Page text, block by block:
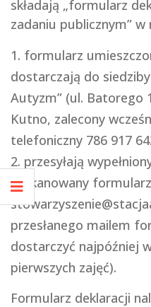
składają „formularz
zadaniu publicznym”
formularz
dostarczają do
Autyzm” (ul. Batorego
Kutno, zalecony
telefoniczny 786 917
przesyłają
zeskanowany
przesłanego mailem
dostarczyć najpóźniej
pierwszych zajęć).
Formularz deklaracji